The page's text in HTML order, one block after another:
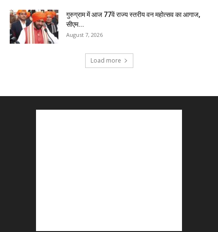
गुरुग्राम में आज 77वें राज्य स्तरीय वन महोत्सव का आगाज,
सीएम...
August 7, 2026
Load more